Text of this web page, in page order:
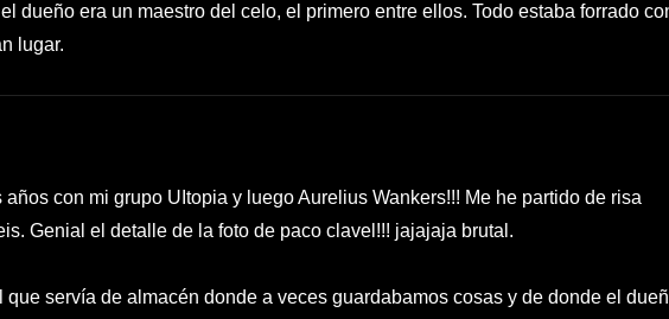
dueño era un maestro del celo, el primero entre ellos. Todo estaba forrado
lugar.
con mi grupo UItopia y luego Aurelius Wankers!!! Me he partido de risa
Genial el detalle de la foto de paco clavel!!! jajajaja brutal.
servía de almacén donde a veces guardabamos cosas y de donde el